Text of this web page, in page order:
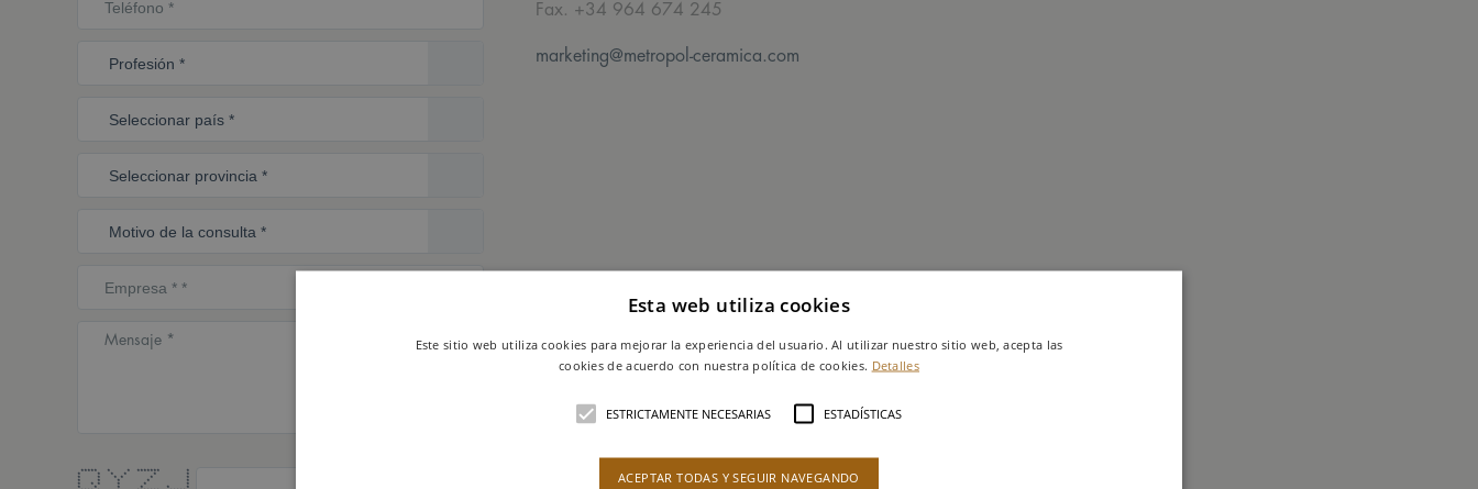
***** * * ******* *
* * * * * *
* * * * * *
* * * * *
* * * * * *
Fax. +34 964 674 245
marketing@metropol-ceramica.com
Esta web utiliza cookies
Este sitio web utiliza cookies para mejorar la experiencia del usuario. Al utilizar nuestro sitio web, acepta las
cookies de acuerdo con nuestra política de cookies. Detalles
ESTRICTAMENTE NECESARIAS ESTADÍSTICAS
ACEPTAR TODAS Y SEGUIR NAVEGANDO